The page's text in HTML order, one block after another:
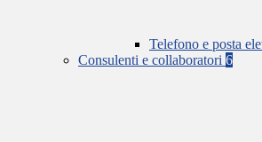
Telefono e posta
Consulenti e collaboratori 6